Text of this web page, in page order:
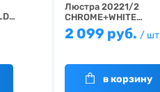
Люстра 20221/2
CHROME+WHITE…
2 099 руб. / шт
в корзину